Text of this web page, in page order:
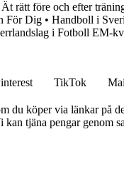
Ät rätt före och efter
För Dig • Handboll i
i Fotboll EM-
TikTok
du köper via länkar på
tjäna pengar genom